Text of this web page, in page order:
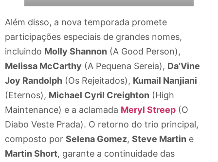
Além disso, a nova temporada promete
participações especiais de grandes nomes,
incluindo Molly Shannon (A Good Person),
Melissa McCarthy (A Pequena Sereia), Da’Vine
Joy Randolph (Os Rejeitados), Kumail Nanjiani
(Eternos), Michael Cyril Creighton (High
Maintenance) e a aclamada Meryl Streep (O
Diabo Veste Prada). O retorno do trio principal,
composto por Selena Gomez, Steve Martin e
Martin Short, garante a continuidade das